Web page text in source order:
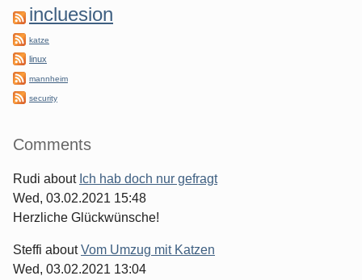
incluesion
katze
linux
mannheim
security
Comments
Rudi about Ich hab doch nur gefragt
Wed, 03.02.2021 15:48
Herzliche Glückwünsche!
Steffi aboutVom Umzug mit Katzen
Wed, 03.02.2021 13:04